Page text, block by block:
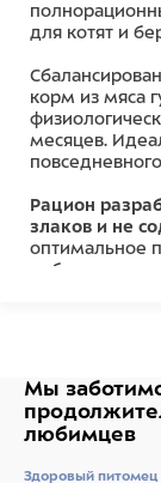
для котят и
корм из мяса
месяцев.
Рацион
злаков и не
оптимальное
Оптимальный
незаменимых
чрезвычайно
Мы
любимцев
Здоровый питомец